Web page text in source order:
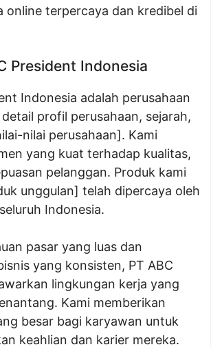
online terpercaya dan kredibel di
President Indonesia
Indonesia adalah perusahaan
profil perusahaan, sejarah,
nilai perusahaan]. Kami
yang kuat terhadap kualitas,
pelanggan. Produk kami
unggulan] telah dipercaya oleh
Indonesia.
pasar yang luas dan
yang konsisten, PT ABC
lingkungan kerja yang
Kami memberikan
besar bagi karyawan untuk
keahlian dan karier mereka.